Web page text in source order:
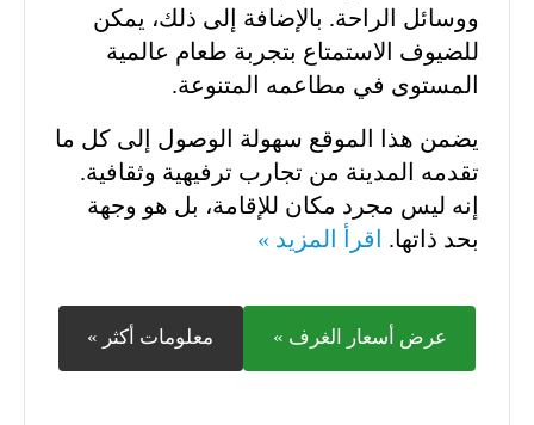
ووسائل الراحة. بالإضافة إلى ذلك، يمكن
للضيوف الاستمتاع بتجربة طعام عالمية
المستوى في مطاعمه المتنوعة.
يضمن هذا الموقع سهولة الوصول إلى كل ما
تقدمه المدينة من تجارب ترفيهية وثقافية.
إنه ليس مجرد مكان للإقامة، بل هو وجهة
بحد ذاتها.
اقرأ المزيد »
عرض أسعار الغرف » معلومات أكثر »